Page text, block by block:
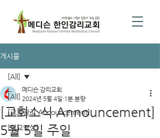
게시물
[All]
[교회광고 Announcement]
[설교영상]
[All]
[교회소식 Announcement]
5월 5일 주일
메디슨 감리교회
2024년 5월 4일 1분 분량